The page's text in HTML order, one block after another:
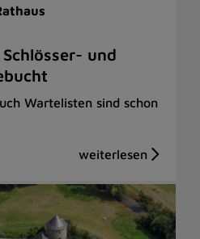
und
Wartelisten sind schon